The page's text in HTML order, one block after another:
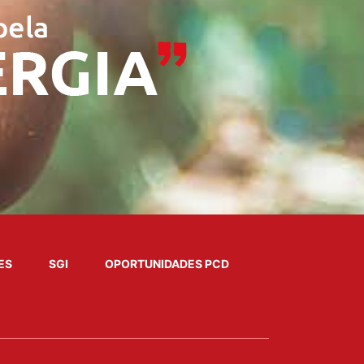
SGI OPORTUNIDADES PCD